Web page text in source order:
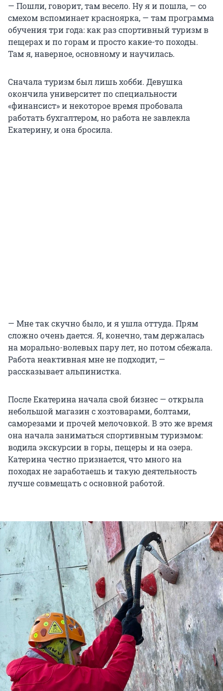
— Пошли, говорит, там весело. Ну я и пошла, — со
смехом вспоминает красноярка, — там программа
обучения три года: как раз спортивный туризм в
пещерах и по горам и просто какие-то походы.
Там я, наверное, основному и научилась.
Сначала туризм был лишь хобби. Девушка
окончила университет по специальности
«финансист» и некоторое время пробовала
работать бухгалтером, но работа не завлекла
Екатерину, и она бросила.
— Мне так скучно было, и я ушла оттуда. Прям
сложно очень дается. Я, конечно, там держалась
на морально-волевых пару лет, но потом сбежала.
Работа неактивная мне не подходит, —
рассказывает альпинистка.
После Екатерина начала свой бизнес — открыла
небольшой магазин с хозтоварами, болтами,
саморезами и прочей мелочовкой. В это же время
она начала заниматься спортивным туризмом:
водила экскурсии в горы, пещеры и на озера.
Катерина честно признается, что много на
походах не заработаешь и такую деятельность
лучше совмещать с основной работой.